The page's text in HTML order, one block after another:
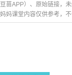
豆苗APP）、原始链接，
妈妈课堂内容仅供参考，